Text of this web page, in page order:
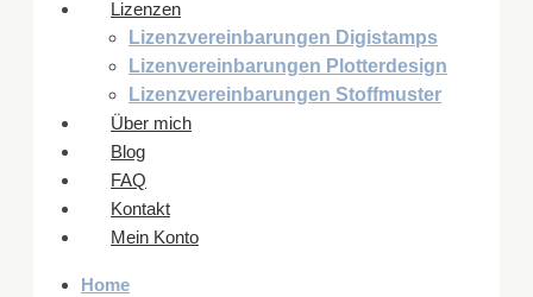
Lizenzen
Lizenzvereinbarungen Digistamps
Lizenvereinbarungen Plotterdesign
Lizenzvereinbarungen Stoffmuster
Über mich
Blog
FAQ
Kontakt
Mein Konto
Home